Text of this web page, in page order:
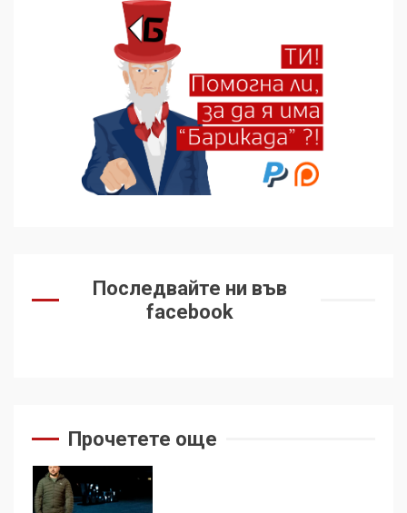
Последвайте ни във
facebook
Прочетете още
136 страни в ООН
подкрепиха Куба, България
избра да е сред 30
„въздържали се“
Удължаването на „Чат
контрола“ в ЕС е обида за
демокрацията
Фидел Кастро – изкачване
на Черни връх по неговите
стъпки от 1972 г.
2